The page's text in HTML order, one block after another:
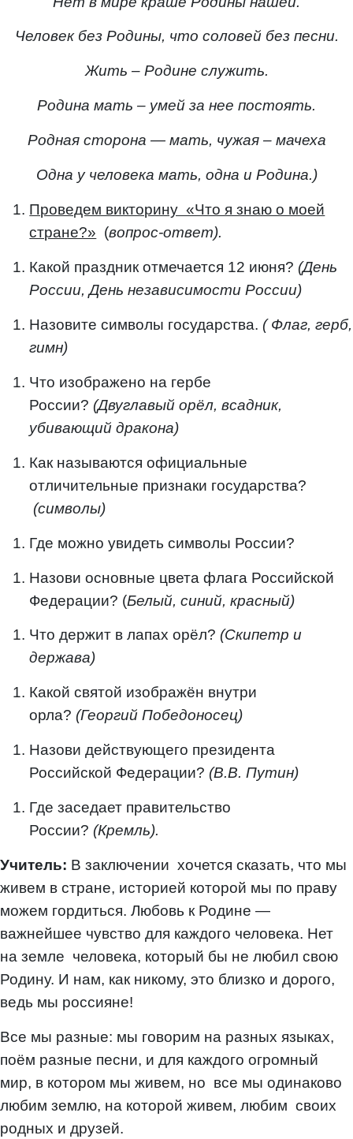
Человек без Родины, что соловей без песни.
Жить – Родине служить.
Родина мать – умей за нее постоять.
Родная сторона — мать, чужая – мачеха
Одна у человека мать, одна и Родина.)
Проведем викторину «Что я знаю о моей
стране?» (вопрос-ответ).
Какой праздник отмечается 12 июня? (День
России, День независимости России)
Назовите символы государства. ( Флаг, герб,
гимн)
Что изображено на гербе
России? (Двуглавый орёл, всадник,
убивающий дракона)
Как называются официальные
отличительные признаки государства?
(символы)
Где можно увидеть символы России?
Назови основные цвета флага Российской
Федерации? (Белый, синий, красный)
Что держит в лапах орёл? (Скипетр и
держава)
Какой святой изображён внутри
орла? (Георгий Победоносец)
Назови действующего президента
Российской Федерации? (В.В. Путин)
Где заседает правительство
России? (Кремль).
Учитель: В заключении хочется сказать, что мы
живем в стране, историей которой мы по праву
можем гордиться. Любовь к Родине —
важнейшее чувство для каждого человека. Нет
на земле человека, который бы не любил свою
Родину. И нам, как никому, это близко и дорого,
ведь мы россияне!
Все мы разные: мы говорим на разных языках,
поём разные песни, и для каждого огромный
мир, в котором мы живем, но все мы одинаково
любим землю, на которой живем, любим своих
родных и друзей.